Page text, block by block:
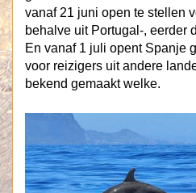
vanaf 21 juni open te stellen
behalve uit Portugal-, eerder
En vanaf 1 juli opent Spanje
voor reizigers uit andere
bekend gemaakt welke.